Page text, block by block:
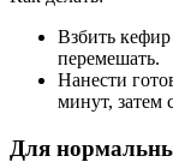
Взбить
перемешать.
Нанести
минут, затем
Для